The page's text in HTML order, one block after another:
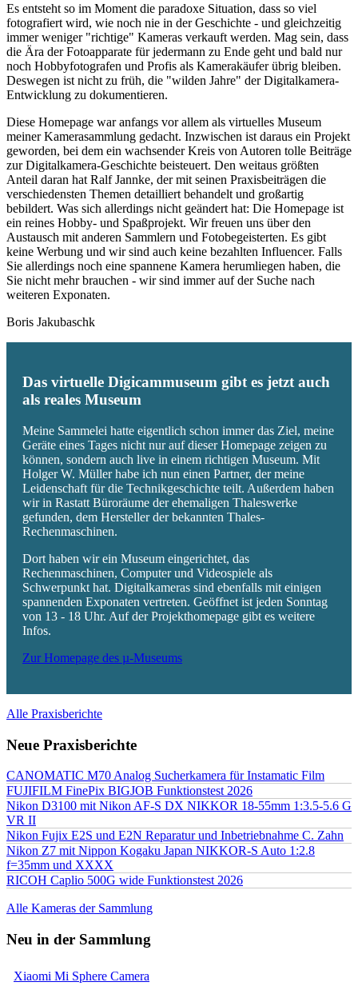
Es entsteht so im Moment die paradoxe Situation, dass so viel
fotografiert wird, wie noch nie in der Geschichte - und gleichzeitig
immer weniger "richtige" Kameras verkauft werden. Mag sein, dass
die Ära der Fotoapparate für jedermann zu Ende geht und bald nur
noch Hobbyfotografen und Profis als Kamerakäufer übrig bleiben.
Deswegen ist nicht zu früh, die "wilden Jahre" der Digitalkamera-
Entwicklung zu dokumentieren.
Diese Homepage war anfangs vor allem als virtuelles Museum
meiner Kamerasammlung gedacht. Inzwischen ist daraus ein Projekt
geworden, bei dem ein wachsender Kreis von Autoren tolle Beiträge
zur Digitalkamera-Geschichte beisteuert. Den weitaus größten
Anteil daran hat Ralf Jannke, der mit seinen Praxisbeiträgen die
verschiedensten Themen detailliert behandelt und großartig
bebildert. Was sich allerdings nicht geändert hat: Die Homepage ist
ein reines Hobby- und Spaßprojekt. Wir freuen uns über den
Austausch mit anderen Sammlern und Fotobegeisterten. Es gibt
keine Werbung und wir sind auch keine bezahlten Influencer. Falls
Sie allerdings noch eine spannene Kamera herumliegen haben, die
Sie nicht mehr brauchen - wir sind immer auf der Suche nach
weiteren Exponaten.
Boris Jakubaschk
Das virtuelle Digicammuseum gibt es jetzt auch
als reales Museum
Meine Sammelei hatte eigentlich schon immer das Ziel, meine
Geräte eines Tages nicht nur auf dieser Homepage zeigen zu
können, sondern auch live in einem richtigen Museum. Mit
Holger W. Müller habe ich nun einen Partner, der meine
Leidenschaft für die Technikgeschichte teilt. Außerdem haben
wir in Rastatt Büroräume der ehemaligen Thaleswerke
gefunden, dem Hersteller der bekannten Thales-
Rechenmaschinen.
Dort haben wir ein Museum eingerichtet, das
Rechenmaschinen, Computer und Videospiele als
Schwerpunkt hat. Digitalkameras sind ebenfalls mit einigen
spannenden Exponaten vertreten. Geöffnet ist jeden Sonntag
von 13 - 18 Uhr. Auf der Projekthomepage gibt es weitere
Infos.
Zur Homepage des µ-Museums
Alle Praxisberichte
Neue Praxisberichte
CANOMATIC M70 Analog Sucherkamera für Instamatic Film
FUJIFILM FinePix BIGJOB Funktionstest 2026
Nikon D3100 mit Nikon AF-S DX NIKKOR 18-55mm 1:3.5-5.6 G
VR II
Nikon Fujix E2S und E2N Reparatur und Inbetriebnahme C. Zahn
Nikon Z7 mit Nippon Kogaku Japan NIKKOR-S Auto 1:2.8
f=35mm und XXXX
RICOH Caplio 500G wide Funktionstest 2026
Alle Kameras der Sammlung
Neu in der Sammlung
Xiaomi Mi Sphere Camera